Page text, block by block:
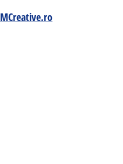
MCreative.ro